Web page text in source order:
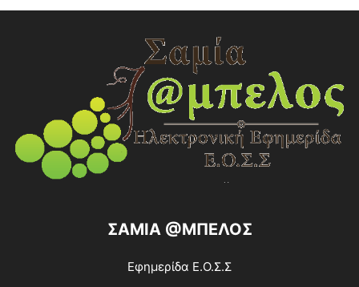
ΣΑΜΙΑ @ΜΠΕΛΟΣ
Εφημερίδα Ε.Ο.Σ.Σ